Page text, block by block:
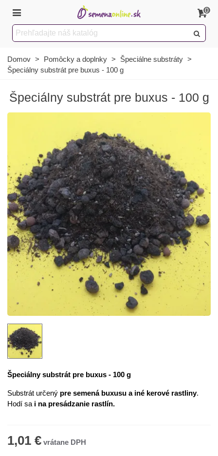
0
Domov > Pomôcky a doplnky > Špeciálne substráty >
Špeciálny substrát pre buxus - 100 g
Špeciálny substrát pre buxus - 100 g
Špeciálny substrát pre buxus - 100 g
Substrát určený pre semená buxusu a iné kerové rastliny.
Hodí sa i na presádzanie rastlín.
1,01 €